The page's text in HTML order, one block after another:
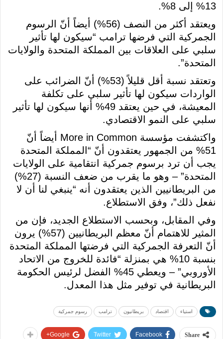
13% إلى 8%.
ويعتقد أكثر من النصف (56%) أيضاً أنّ الرسوم
الجمركية التي فرضها ترامب “سيكون لها تأثير
سلبي على العلاقات بين المملكة المتحدة والولايات
المتحدة”.
وتعتقد نسبة أقل قليلاً (53%) أنّ الضرائب على
الواردات سيكون لها تأثير سلبي على تكلفة
المعيشة، في حين يعتقد 49% أنها سيكون لها تأثير
سلبي على النمو الاقتصادي.
واكتشفت مؤسسة More in Common أيضاً أنّ
51% من الجمهور يعتقدون أنّ “المملكة المتحدة
يجب أن ترد برسوم جمركية انتقامية على الولايات
المتحدة” – وهو ما يقرب من ضعف النسبة (27%)
من البريطانيين الذين يعتقدون أنه “ينبغي لنا أن لا
نفعل ذلك”، وفق الاستطلاع.
وفي المقابل، وبحسب الاستطلاع الجديد، فإن من
المثير للاهتمام أنّ معظم البريطانيين (57%) يرون
أنّ التعرفة الجمركية التي فرضتها المملكة المتحدة
بنسبة 10% هي بمنزلة “فائدة للخروج من الاتحاد
الأوروبي” – ويعطي 45% الفضل لرئيس الحكومة
البريطانية في توفير مثل هذا المعدل.
استياء اقتصاد بريطانيون ترامب رسوم جمركية
Share
Facebook
Twitter
Google+